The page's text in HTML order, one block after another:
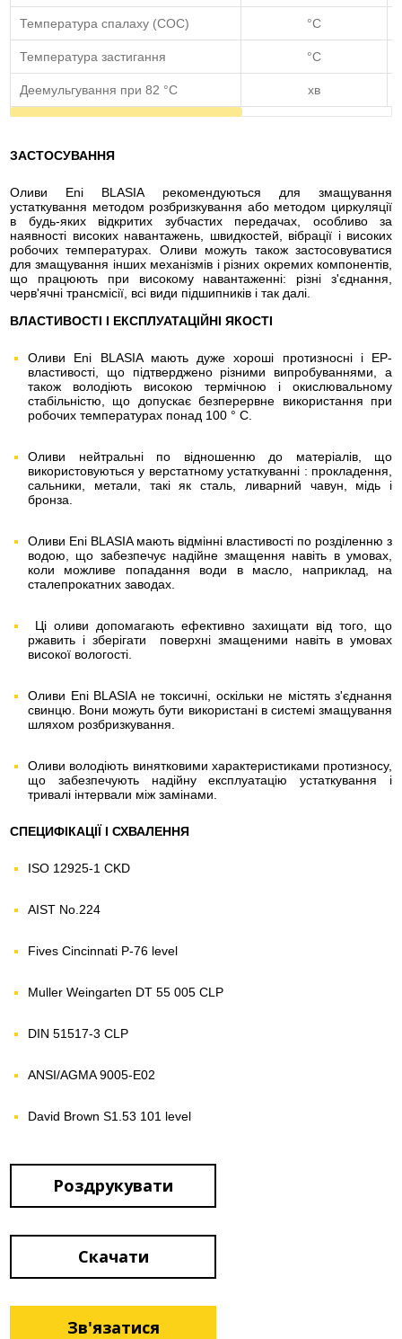
Температура спалаху (COC) °C
Температура застигання °C
Деемульгування при 82 °C хв
ЗАСТОСУВАННЯ
Оливи Eni BLASIA рекомендуються для змащування
устаткування методом розбризкування або методом циркуляції
в будь-яких відкритих зубчастих передачах, особливо за
наявності високих навантажень, швидкостей, вібрації і високих
робочих температурах. Оливи можуть також застосовуватися
для змащування інших механізмів і різних окремих компонентів,
що працюють при високому навантаженні: різні з'єднання,
черв'ячні трансмісії, всі види підшипників і так далі.
ВЛАСТИВОСТІ І ЕКСПЛУАТАЦІЙНІ ЯКОСТІ
Оливи Eni BLASIA мають дуже хороші протизносні і EP-
властивості, що підтверджено різними випробуваннями, а
також володіють високою термічною і окислювальному
стабільністю, що допускає безперервне використання при
робочих температурах понад 100 ° C.
Оливи нейтральні по відношенню до матеріалів, що
використовуються у верстатному устаткуванні : прокладення,
сальники, метали, такі як сталь, ливарний чавун, мідь і
бронза.
Оливи Eni BLASIA мають відмінні властивості по розділенню з
водою, що забезпечує надійне змащення навіть в умовах,
коли можливе попадання води в масло, наприклад, на
сталепрокатних заводах.
Ці оливи допомагають ефективно захищати від того, що
ржавить і зберігати поверхні змащеними навіть в умовах
високої вологості.
Оливи Eni BLASIA не токсичні, оскільки не містять з'єднання
свинцю. Вони можуть бути використані в системі змащування
шляхом розбризкування.
Оливи володіють винятковими характеристиками протизносу,
що забезпечують надійну експлуатацію устаткування і
тривалі інтервали між замінами.
СПЕЦИФІКАЦІЇ І СХВАЛЕННЯ
ISO 12925-1 CKD
AIST No.224
Fives Cincinnati P-76 level
Muller Weingarten DT 55 005 CLP
DIN 51517-3 CLP
ANSI/AGMA 9005-E02
David Brown S1.53 101 level
Роздрукувати
Скачати
Зв'язатися